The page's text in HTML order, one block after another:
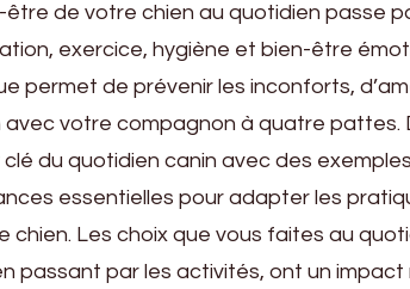
être de votre chien au quotidien passe
exercice, hygiène et bien-être
permet de prévenir les inconforts,
avec votre compagnon à quatre pattes.
clé du quotidien canin avec des
essentielles pour adapter les
chien. Les choix que vous faites au
passant par les activités, ont un impact